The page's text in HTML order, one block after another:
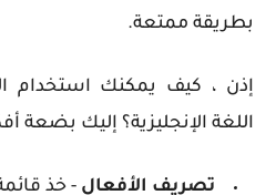
بطريقة ممتعة.
إذن ، كيف يمكنك استخدام
اللغة الإنجليزية؟ إليك بضعة
تصريف الأفعال - خذ